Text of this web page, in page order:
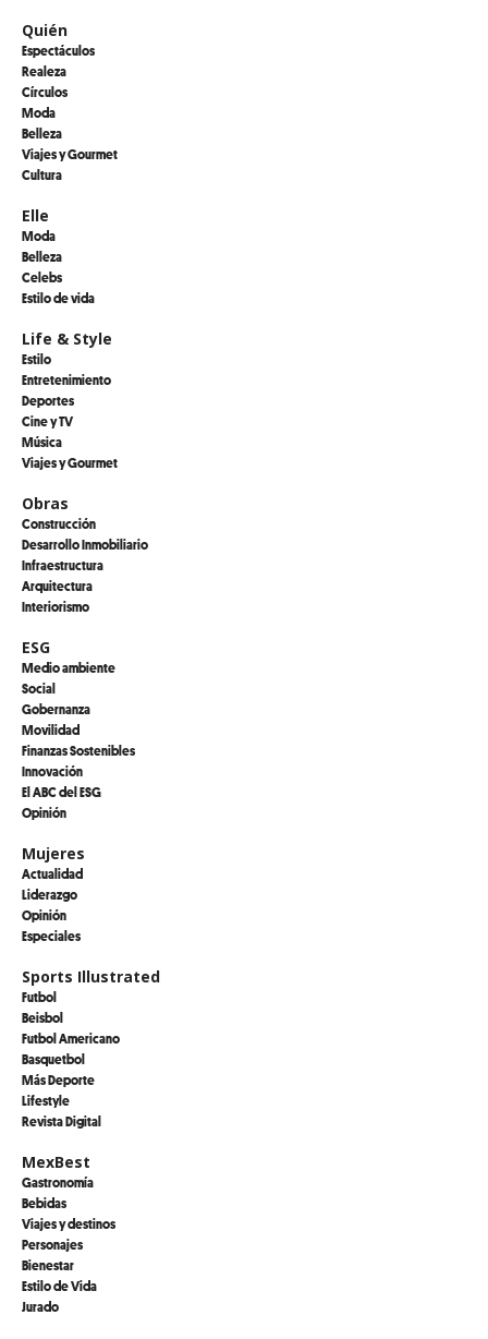
Quién
Espectáculos
Realeza
Círculos
Moda
Belleza
Viajes y Gourmet
Cultura
Elle
Moda
Belleza
Celebs
Estilo de vida
Life & Style
Estilo
Entretenimiento
Deportes
Cine y TV
Música
Viajes y Gourmet
Obras
Construcción
Desarrollo Inmobiliario
Infraestructura
Arquitectura
Interiorismo
ESG
Medio ambiente
Social
Gobernanza
Movilidad
Finanzas Sostenibles
Innovación
El ABC del ESG
Opinión
Mujeres
Actualidad
Liderazgo
Opinión
Especiales
Sports Illustrated
Futbol
Beisbol
Futbol Americano
Basquetbol
Más Deporte
Lifestyle
Revista Digital
MexBest
Gastronomía
Bebidas
Viajes y destinos
Personajes
Bienestar
Estilo de Vida
Jurado